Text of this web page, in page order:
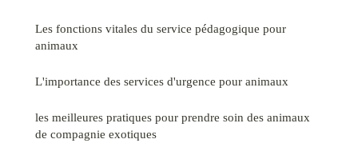
Les fonctions vitales du service pédagogique pour
animaux
L'importance des services d'urgence pour animaux
les meilleures pratiques pour prendre soin des animaux
de compagnie exotiques